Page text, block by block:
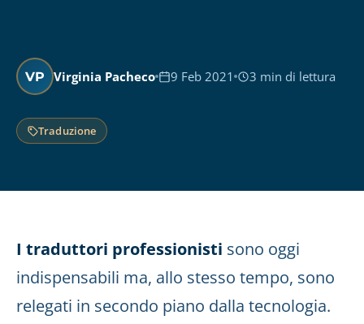
VP Virginia Pacheco 9 Feb 2021 3 min di lettura
Traduzione
I traduttori professionisti sono oggi
indispensabili ma, allo stesso tempo, sono
relegati in secondo piano dalla tecnologia.